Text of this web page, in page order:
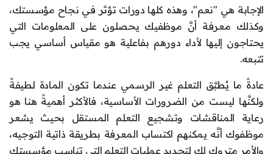
الإجابة هي "نعم"، وهذه كلها دورات تؤثر في نجاح مؤسستك،
وكذلك معرفة أنَّ موظفيك يحصلون على المعلومات التي
يحتاجون إليها لأداء دورهم بفاعلية هو مقياس أساسي يجب
تتبعه.
عادةً ما يُطبَّق التعلم غير الرسمي عندما تكون المادة لطيفةً
ولكنَّها ليست من الضرورات الأساسية، فالأكثر أهميةً هنا هو
رعاية المناقشات وتشجيع التعلم المستقل بحيث يشعر
موظفوك أنَّه يمكنهم اكتساب المعرفة بطريقة ذاتية التوجيه،
والأمر متروك لك لتحديد عمليات التعلم التي تناسب مؤسستك